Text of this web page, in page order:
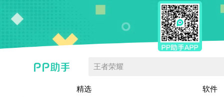
王者荣耀
精选 软件